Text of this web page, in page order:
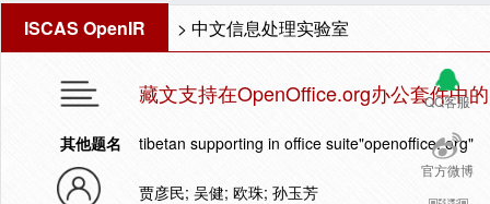
ISCAS OpenIR > 中文信息处理实验室
QQ客服
官方微博
藏文支持在OpenOffice.org办公套件中
其他题名 tibetan supporting in office suite"openoffice. org"
贾彦民; 吴健; 欧珠; 孙玉芳